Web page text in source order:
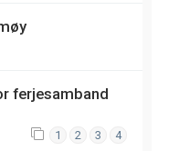
ferjesamband
1 2 3 4